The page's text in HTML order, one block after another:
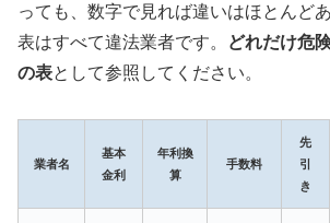
っても、数字で見れば違いはほとんど
表はすべて違法業者です。
どれだけ危
の表として参照してください。
業者名
基本
金利
年利換
算
手数料
先
引
き